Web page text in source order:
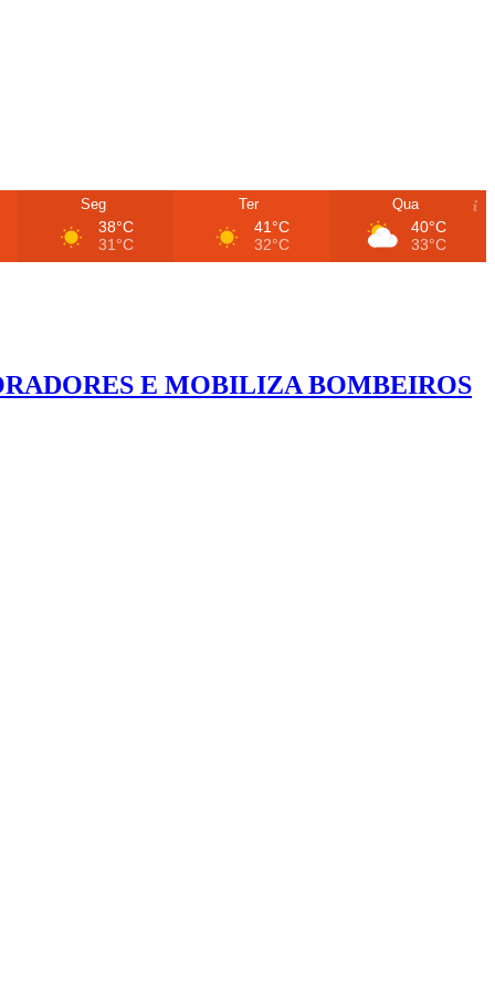
Seg
38°C
31°C
Ter
41°C
32°C
Qua
40°C
33°C
E MOBILIZA BOMBEIROS